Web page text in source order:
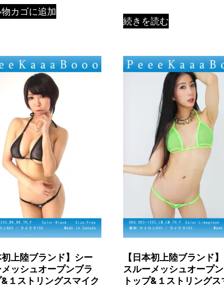
カゴに追加
続きを読む
上陸ブランド】シー
ッシュオープンブラ
１ストリングスマイク
【日本初上陸ブランド
スルーメッシュオープ
トップ&１ストリングス